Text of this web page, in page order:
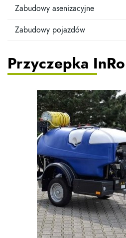
Zabudowy asenizacyjne
Zabudowy pojazdów
Przyczepka